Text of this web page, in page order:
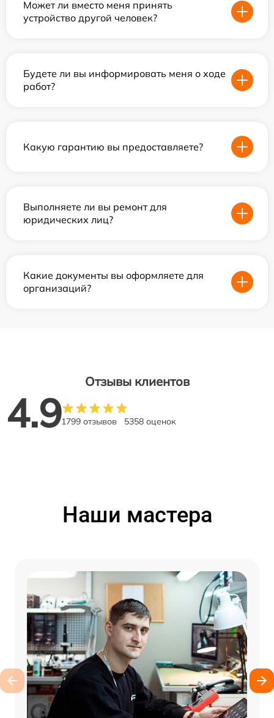
Может ли вместо меня принять
устройство другой человек?
Будете ли вы информировать меня о ходе
работ?
Какую гарантию вы предоставляете?
Выполняете ли вы ремонт для
юридических лиц?
Какие документы вы оформляете для
организаций?
Отзывы клиентов
4.91799 отзывов 5358 оценок
Наши мастера